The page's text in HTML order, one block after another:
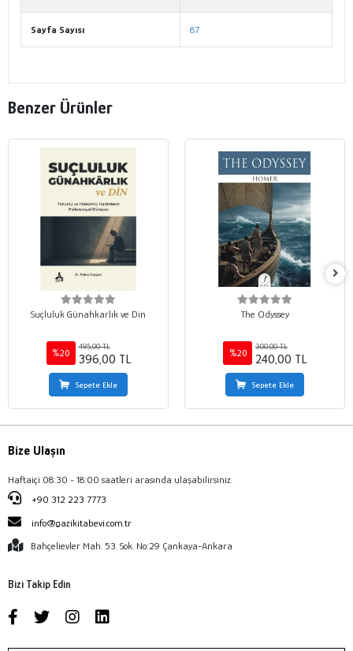
Sayfa Sayısı 87
Benzer Ürünler
Suçluluk Günahkarlık ve Din
%20
495,00 TL
396,00 TL
Sepete Ekle
The Odyssey
%20
300,00 TL
240,00 TL
Sepete Ekle
Bize Ulaşın
Haftaiçi 08:30 - 18:00 saatleri arasında ulaşabilirsiniz.
+90 312 223 7773
info@gazikitabevi.com.tr
Bahçelievler Mah. 53. Sok. No:29 Çankaya-Ankara
Bizi Takip Edin